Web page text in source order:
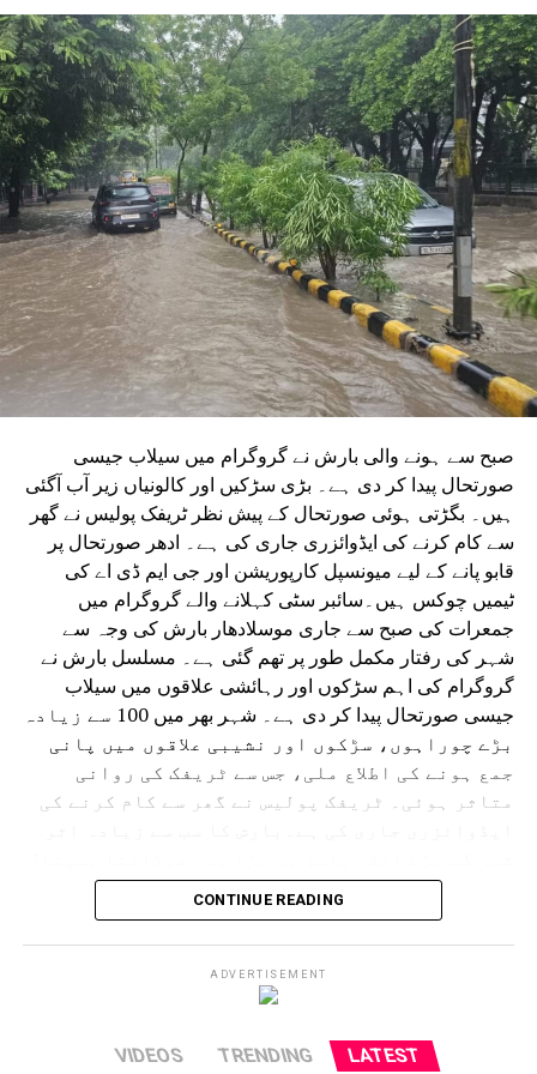
ہیں۔ ان دونوں راستوں کو اتر پردیش کی کابینہ سے بھی
منظوری مل چکی ہے۔ مرکزی منظوری کے بعد، NMRC نے ان
دونوں راستوں پر کام شروع کرنے کے لیے تقریباً چھ ماہ قبل
ٹینڈر جاری کیا تھا۔ ٹینڈر کی آخری تاریخ میں دو بار توسیع کی
گئی۔ اب اس عمل کے لیے ایجنسی کا انتخاب کر لیا گیا ہے۔این
ایم آر سی کے عہدیداروں نے بتایا کہ دونوں راستوں پر کام
شروع کرنے کے لئے ایل این ٹی نامی ایجنسی کا انتخاب کیا گیا
ہے۔ یہ ایجنسی دونوں راستوں پر تعمیراتی کام کرے گی۔
دونوں راستوں پر سول کام کے لیے منتخب کردہ ایجنسی لارسن
اینڈ ٹوبرو (L&T) ہے۔ سول ورک کی تخمینہ لاگت 1,200 کروڑ
ہے۔اس لائن پر آٹھ اسٹیشن بنائے جائیں گے۔ ان میں
سیکٹر-38A بوٹینیکل گارڈن، سیکٹر-44، نوئیڈا آفس، سیکٹر-96،
سیکٹر-97، سیکٹر-105، سیکٹر-108، سیکٹر-93، اور پنچشیل
بوائز انٹر کالج شامل ہوں گے۔
صبح سے ہونے والی بارش نے گروگرام میں سیلاب جیسی
صورتحال پیدا کر دی ہے۔ بڑی سڑکیں اور کالونیاں زیر آب آگئی
ہیں۔ بگڑتی ہوئی صورتحال کے پیش نظر ٹریفک پولیس نے گھر
سے کام کرنے کی ایڈوائزری جاری کی ہے۔ ادھر صورتحال پر
قابو پانے کے لیے میونسپل کارپوریشن اور جی ایم ڈی اے کی
ٹیمیں چوکس ہیں۔سائبر سٹی کہلانے والے گروگرام میں
جمعرات کی صبح سے جاری موسلادھار بارش کی وجہ سے
شہر کی رفتار مکمل طور پر تھم گئی ہے۔ مسلسل بارش نے
گروگرام کی اہم سڑکوں اور رہائشی علاقوں میں سیلاب
جیسی صورتحال پیدا کر دی ہے۔ شہر بھر میں 100 سے زیادہ
بڑے چوراہوں، سڑکوں اور نشیبی علاقوں میں پانی
جمع ہونے کی اطلاع ملی، جس سے ٹریفک کی روانی
متاثر ہوئی۔ ٹریفک پولیس نے گھر سے کام کرنے کی
سے دہلی کی طرف جانے والا انڈر پاس کئی فٹ پانی سے
بھر گیا۔ ایک گاڑی رک گئی اور پانی بھرنے میں
پھنس گئی۔ اسی طرح سرائے الوردی ریلوے انڈر پاس
مکمل طور پر زیر آب آ گیا جس سے گاڑیوں کی
آمدورفت مکمل طور پر متاثر ہوئی۔ ڈرائیورز اپنی
ڈالنے پر مجبور ہوگئے، جب کہ کئی مقامات پر پانی
CONTINUE READING
ADVERTISEMENT
LATEST
TRENDING
VIDEOS